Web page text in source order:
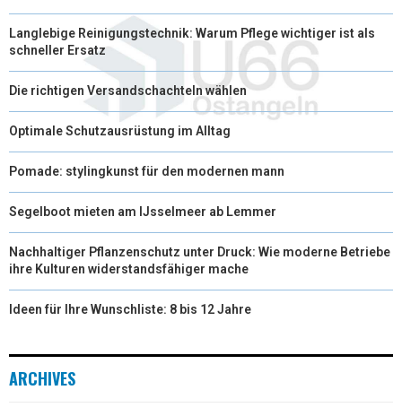
Langlebige Reinigungstechnik: Warum Pflege wichtiger ist als
schneller Ersatz
Die richtigen Versandschachteln wählen
Optimale Schutzausrüstung im Alltag
Pomade: stylingkunst für den modernen mann
Segelboot mieten am IJsselmeer ab Lemmer
Nachhaltiger Pflanzenschutz unter Druck: Wie moderne Betriebe
ihre Kulturen widerstandsfähiger mache
Ideen für Ihre Wunschliste: 8 bis 12 Jahre
ARCHIVES